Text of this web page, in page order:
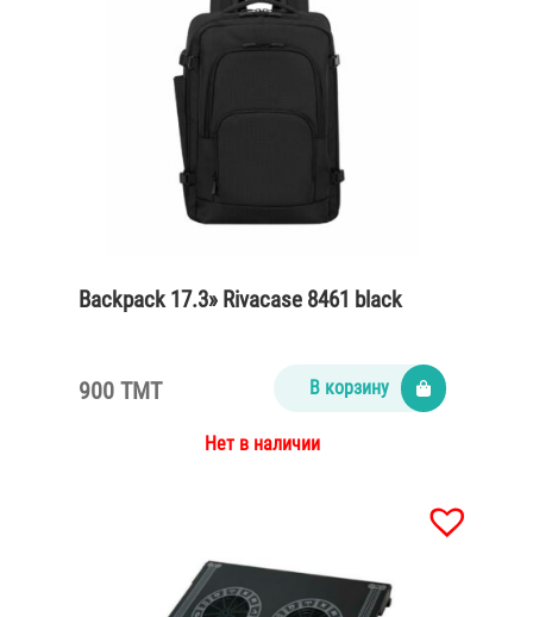
Backpack 17.3» Rivacase 8461 black
900 TMT В корзину
Нет в наличии